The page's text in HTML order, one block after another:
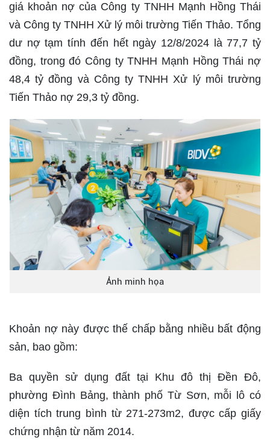
giá khoản nợ của Công ty TNHH Mạnh Hồng Thái
và Công ty TNHH Xử lý môi trường Tiến Thảo. Tổng
dư nợ tạm tính đến hết ngày 12/8/2024 là 77,7 tỷ
đồng, trong đó Công ty TNHH Mạnh Hồng Thái nợ
48,4 tỷ đồng và Công ty TNHH Xử lý môi trường
Tiến Thảo nợ 29,3 tỷ đồng.
Ảnh minh họa
Khoản nợ này được thế chấp bằng nhiều bất động
sản, bao gồm:
Ba quyền sử dụng đất tại Khu đô thị Đền Đô,
phường Đình Bảng, thành phố Từ Sơn, mỗi lô có
diện tích trung bình từ 271-273m2, được cấp giấy
chứng nhận từ năm 2014.